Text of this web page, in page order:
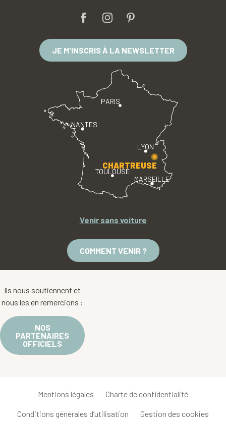
JE M'INSCRIS À LA NEWSLETTER
PARIS
LYON
TOULOUSE
MARSEILLE
NANTES
CHARTREUSE
Venir sans voiture
COMMENT VENIR ?
Ils nous soutiennent et
nous les en remercions :
NOS
PARTENAIRES
OFFICIELS
Mentions légales Charte de confidentialité
Conditions générales d’utilisation Gestion des cookies